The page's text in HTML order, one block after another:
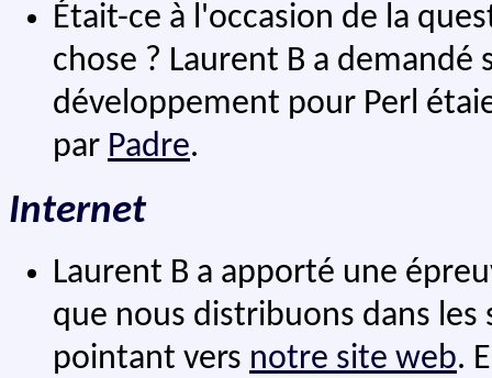
Était-ce à l'occasion de la
chose ? Laurent B a
développement pour Perl
par Padre.
Internet
Laurent B a apporté une
que nous distribuons dans
pointant vers notre site web.